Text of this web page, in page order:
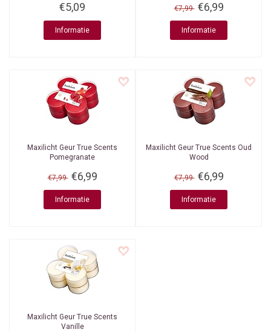
€5,09
Informatie
€7,99 €6,99
Informatie
Maxilicht Geur True Scents
Pomegranate
€7,99 €6,99
Informatie
Maxilicht Geur True Scents Oud
Wood
€7,99 €6,99
Informatie
Maxilicht Geur True Scents
Vanille